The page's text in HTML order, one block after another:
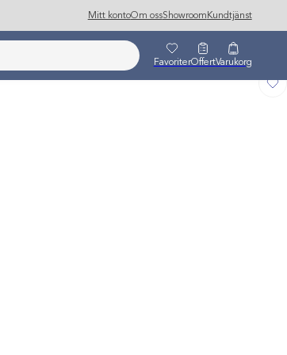
Mitt kontoOm ossShowroom Kundtjänst
FavoriterOffertVarukorg